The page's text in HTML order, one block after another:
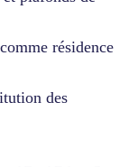
résidence
des